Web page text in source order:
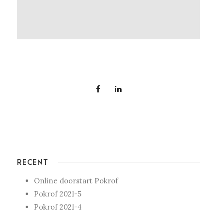
RECENT
Online doorstart Pokrof
Pokrof 2021-5
Pokrof 2021-4